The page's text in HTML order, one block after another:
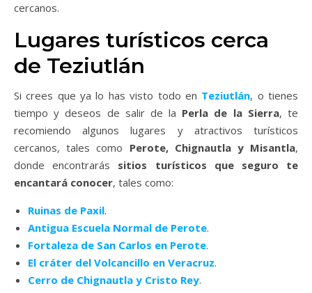
cercanos.
Lugares turísticos cerca
de Teziutlán
Si crees que ya lo has visto todo en Teziutlán, o tienes
tiempo y deseos de salir de la Perla de la Sierra, te
recomiendo algunos lugares y atractivos turísticos
cercanos, tales como Perote, Chignautla y Misantla,
donde encontrarás sitios turísticos que seguro te
encantará conocer, tales como:
Ruinas de Paxil.
Antigua Escuela Normal de Perote.
Fortaleza de San Carlos en Perote.
El cráter del Volcancillo en Veracruz.
Cerro de Chignautla y Cristo Rey.